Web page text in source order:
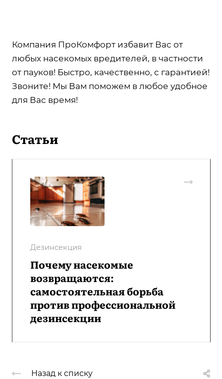
Компания ПроКомфорт избавит Вас от
любых насекомых вредителей, в частности
от пауков! Быстро, качественно, с гарантией!
Звоните! Мы Вам поможем в любое удобное
для Вас время!
Статьи
Дезинсекция
Почему насекомые
возвращаются:
самостоятельная борьба
против профессиональной
дезинсекции
Назад к списку